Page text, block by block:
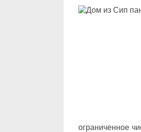
ограниченное